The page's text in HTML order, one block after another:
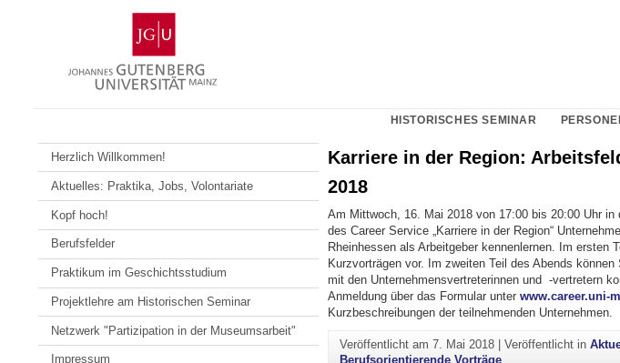
Gutenberg-
Universität
Mainz
HISTORISCHES SEMINAR
Herzlich Willkommen!
Aktuelles: Praktika, Jobs, Volontariate
Kopf hoch!
Berufsfelder
Praktikum im Geschichtsstudium
Projektlehre am Historischen Seminar
Netzwerk "Partizipation in der Museumsarbeit"
Impressum
Karriere in der Region:
2018
Am Mittwoch, 16. Mai 2018 von 17:00 bis 20:00 Uhr
des Career Service „Karriere in der Region“
Rheinhessen als Arbeitgeber kennenlernen. Im ersten
Kurzvorträgen vor. Im zweiten Teil des Abends
mit den Unternehmensvertreterinnen und -vertretern
Anmeldung über das Formular unter www.career.uni-
Kurzbeschreibungen der teilnehmenden Unternehmen.
Veröffentlicht am7. Mai 2018 |Veröffentlicht in
Berufsorientierende Vorträge